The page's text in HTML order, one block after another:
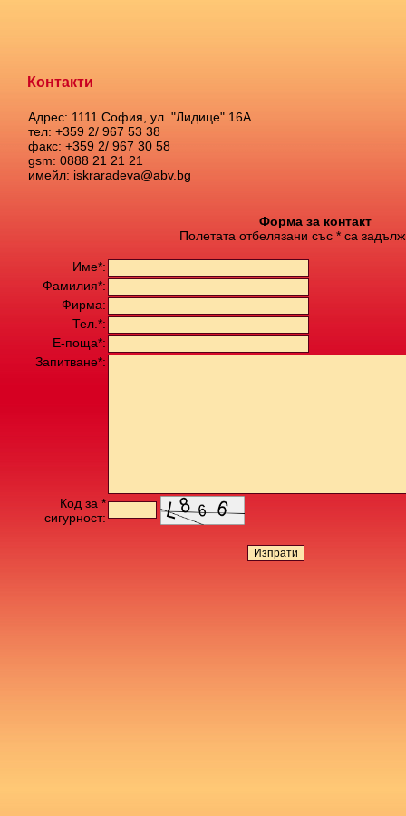
Контакти
Адрес: 1111 София, ул. "Лидице" 16А
тел: +359 2/ 967 53 38
факс: +359 2/ 967 30 58
gsm: 0888 21 21 21
имейл: iskraradeva@abv.bg
Форма за контакт
Полетата отбелязани със * са
Име*:
Фамилия*:
Фирма:
Тел.*:
Е-поща*:
Запитване*:
Код за *
сигурност: